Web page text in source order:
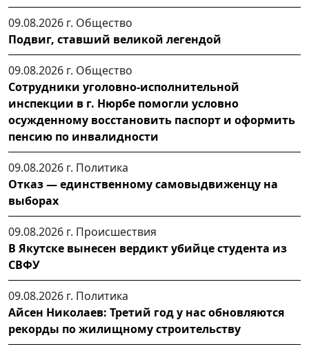
09.08.2026 г. Общество
Подвиг, ставший великой легендой
09.08.2026 г. Общество
Сотрудники уголовно-исполнительной
инспекции в г. Нюрбе помогли условно
осужденному восстановить паспорт и оформить
пенсию по инвалидности
09.08.2026 г. Политика
Отказ — единственному самовыдвиженцу на
выборах
09.08.2026 г. Происшествия
В Якутске вынесен вердикт убийце студента из
СВФУ
09.08.2026 г. Политика
Айсен Николаев: Третий год у нас обновляются
рекорды по жилищному строительству